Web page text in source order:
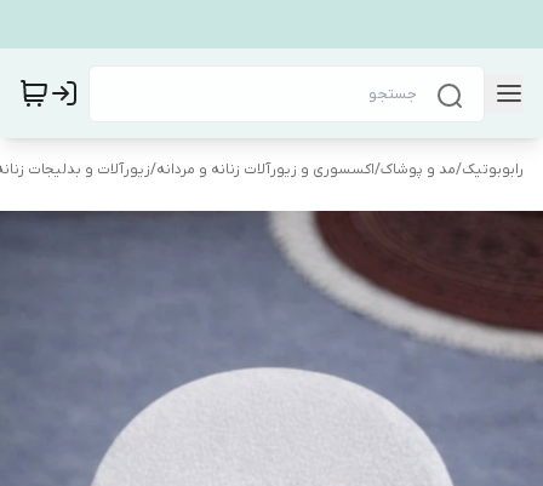
رابوبوتیک/مد و پوشاک/اکسسوری و زیورآلات زنانه و مردانه/زیورآلات و بدلیجات